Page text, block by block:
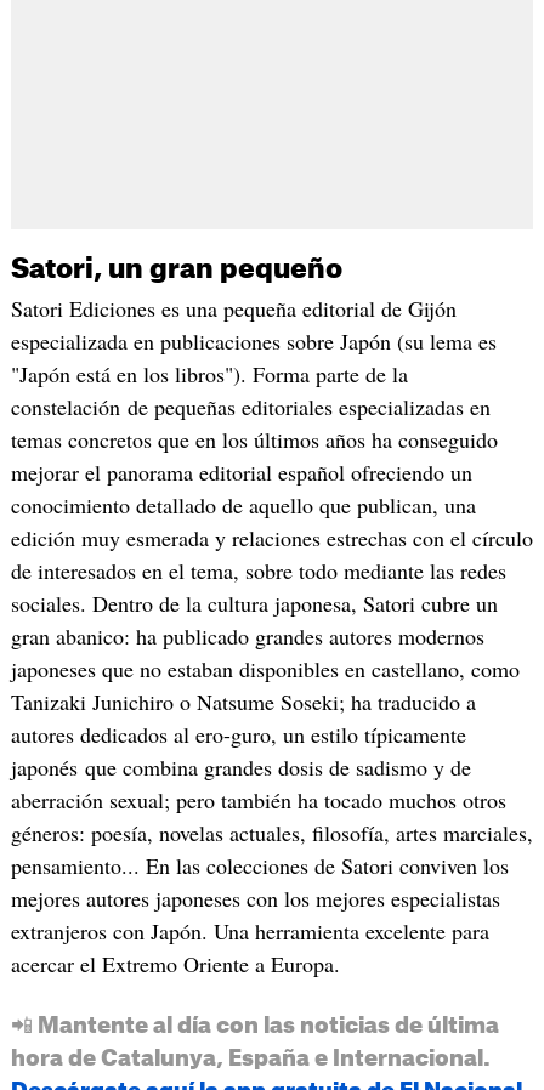
Satori, un gran pequeño
Satori Ediciones es una pequeña editorial de Gijón
especializada en publicaciones sobre Japón (su lema es
"Japón está en los libros"). Forma parte de la
constelación de pequeñas editoriales especializadas en
temas concretos que en los últimos años ha conseguido
mejorar el panorama editorial español ofreciendo un
conocimiento detallado de aquello que publican, una
edición muy esmerada y relaciones estrechas con el círculo
de interesados en el tema, sobre todo mediante las redes
sociales. Dentro de la cultura japonesa, Satori cubre un
gran abanico: ha publicado grandes autores modernos
japoneses que no estaban disponibles en castellano, como
Tanizaki Junichiro o Natsume Soseki; ha traducido a
autores dedicados al ero-guro, un estilo típicamente
japonés que combina grandes dosis de sadismo y de
aberración sexual; pero también ha tocado muchos otros
géneros: poesía, novelas actuales, filosofía, artes marciales,
pensamiento... En las colecciones de Satori conviven los
mejores autores japoneses con los mejores especialistas
extranjeros con Japón. Una herramienta excelente para
acercar el Extremo Oriente a Europa.
📲 Mantente al día con las noticias de última
hora de Catalunya, España e Internacional.